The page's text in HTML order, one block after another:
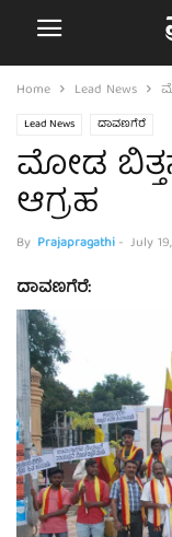
Home Lead News
Lead News ದಾವಣಗೆರೆ
ಮೋಡ
ಆಗ್ರಹ
By Prajapragathi- July
ದಾವಣಗೆರೆ: